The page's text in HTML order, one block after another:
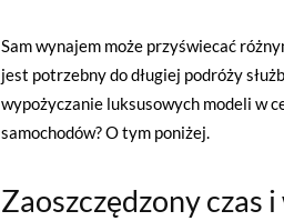
Sam wynajem może przyświecać
jest potrzebny do długiej podróży
wypożyczanie luksusowych modeli w
samochodów? O tym poniżej.
Zaoszczędzony czas